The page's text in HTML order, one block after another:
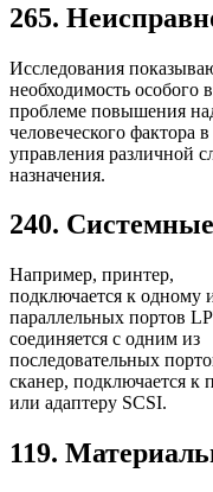
265.
Исследования
необходимость особого
проблеме повышения
человеческого фактора
управления различной
назначения.
240.
Например, принтер,
подключается к одному
параллельных портов
соединяется с одним из
последовательных
сканер, подключается к
или адаптеру SCSI.
119.